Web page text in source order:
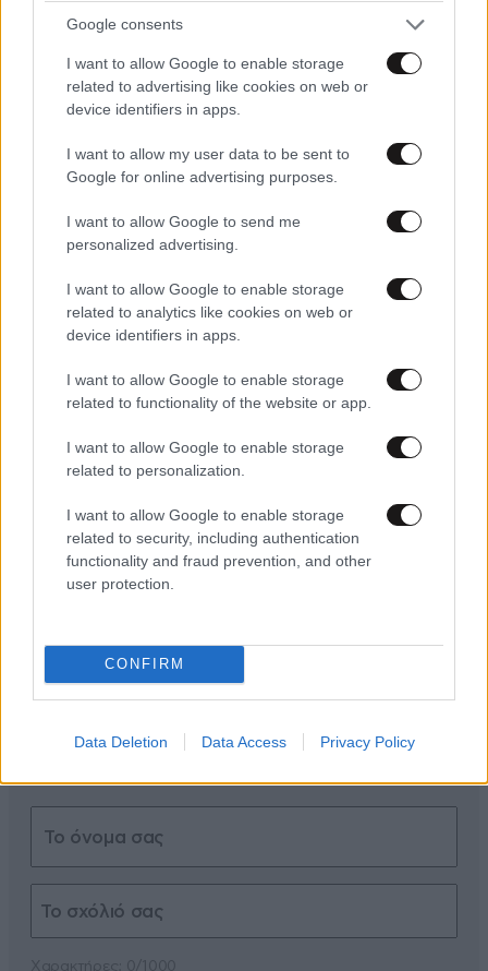
Google consents
I want to allow Google to enable storage
related to advertising like cookies on web or
device identifiers in apps.
I want to allow my user data to be sent to
Google for online advertising purposes.
I want to allow Google to send me
personalized advertising.
I want to allow Google to enable storage
related to analytics like cookies on web or
device identifiers in apps.
I want to allow Google to enable storage
related to functionality of the website or app.
I want to allow Google to enable storage
related to personalization.
I want to allow Google to enable storage
related to security, including authentication
functionality and fraud prevention, and other
user protection.
CONFIRM
Data Deletion Data Access Privacy Policy
Ακολουθήστε το NEWSBEAST
ΣΧΌΛΙΑ ΑΝΑΓΝΩΣΤΏΝ
ΠΡΟΣΘΕΣΤΕ ΤΟ ΣΧΟΛΙΟ ΣΑΣ